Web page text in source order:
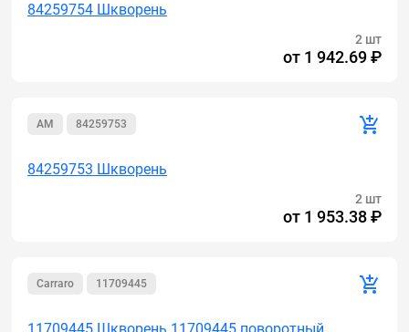
84259754 Шкворень
2 шт
от 1 942.69 ₽
AM 84259753
84259753 Шкворень
2 шт
от 1 953.38 ₽
Carraro 11709445